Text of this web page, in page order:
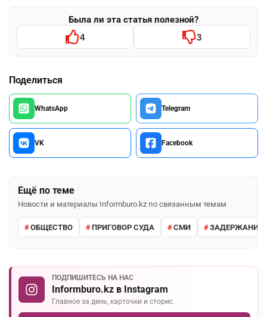
Была ли эта статья полезной?
4 3
Поделиться
WhatsApp Telegram
VK Facebook
Ещё по теме
Новости и материалы Informburo.kz по связанным темам
ОБЩЕСТВО ПРИГОВОР СУДА СМИ ЗАДЕРЖАНИЕ
ПОДПИШИТЕСЬ НА НАС
Informburo.kz в Instagram
Главное за день, карточки и сторис.